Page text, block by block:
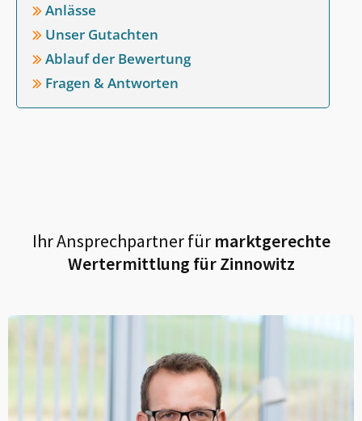
Anlässe
Unser Gutachten
Ablauf der Bewertung
Fragen & Antworten
Ihr Ansprechpartner fürmarktgerechte
Wertermittlung fürZinnowitz